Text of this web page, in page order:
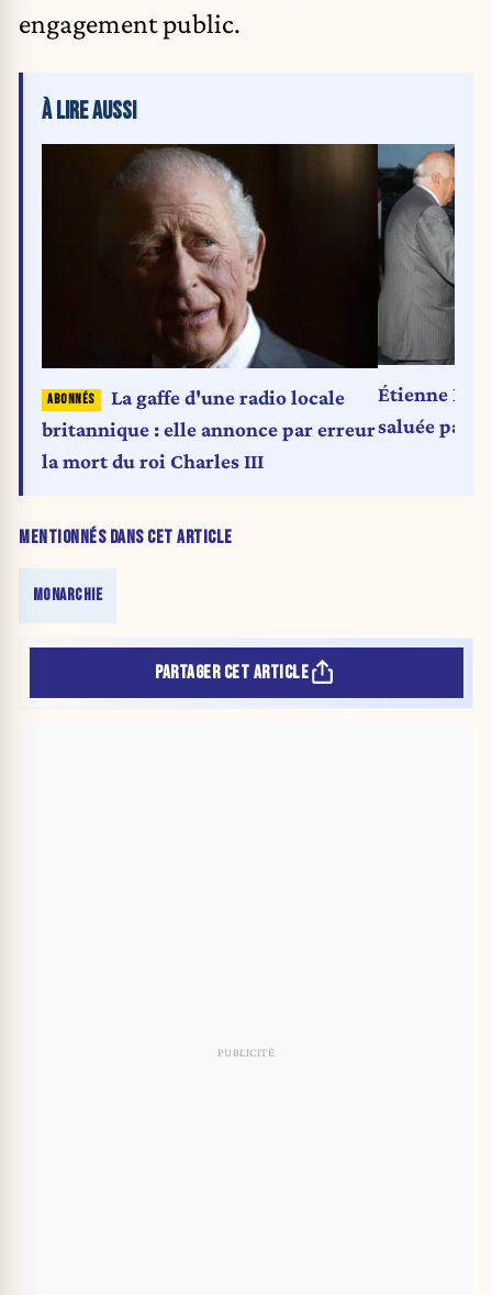
engagement public.
MENTIONNÉS DANS CET ARTICLE
MONARCHIE
À LIRE AUSSI
La gaffe d'une radio locale
britannique : elle annonce par erreur
la mort du roi Charles III
Étienne
saluée par
PARTAGER CET ARTICLE